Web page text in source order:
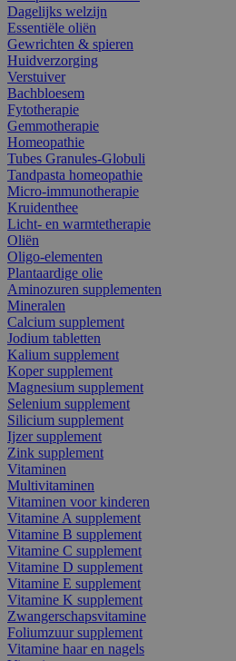
Dagelijks welzijn
Essentiële oliën
Gewrichten & spieren
Huidverzorging
Verstuiver
Bachbloesem
Fytotherapie
Gemmotherapie
Homeopathie
Tubes Granules-Globuli
Tandpasta homeopathie
Micro-immunotherapie
Kruidenthee
Licht- en warmtetherapie
Oliën
Oligo-elementen
Plantaardige olie
Aminozuren supplementen
Mineralen
Calcium supplement
Jodium tabletten
Kalium supplement
Koper supplement
Magnesium supplement
Selenium supplement
Silicium supplement
Ijzer supplement
Zink supplement
Vitaminen
Multivitaminen
Vitaminen voor kinderen
Vitamine A supplement
Vitamine B supplement
Vitamine C supplement
Vitamine D supplement
Vitamine E supplement
Vitamine K supplement
Zwangerschapsvitamine
Foliumzuur supplement
Vitamine haar en nagels